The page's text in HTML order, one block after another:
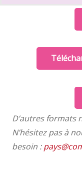
D’autres formats
N’hésitez pas à
besoin :